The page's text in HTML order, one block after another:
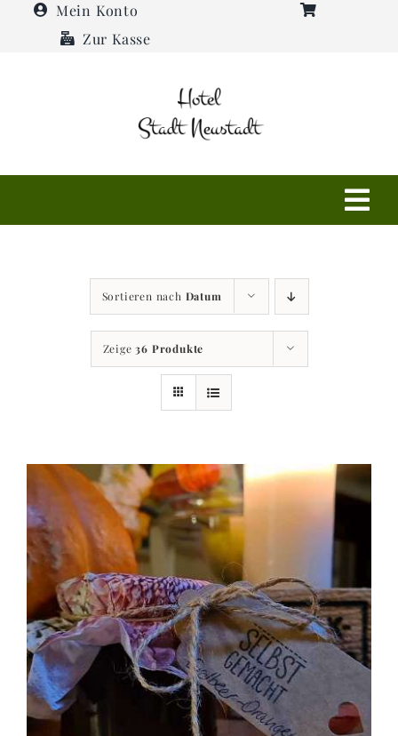
Mein Konto
Zur Kasse
Restaurant
Anfahrt + Kontakt
Sortieren nach Datum
Zeige36 Produkte